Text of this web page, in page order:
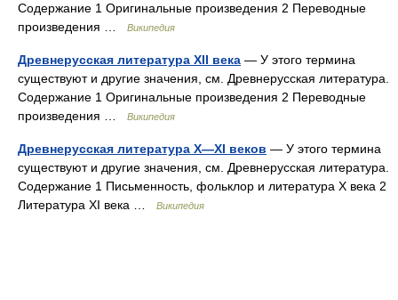
Содержание 1 Оригинальные произведения 2 Переводные
произведения …
Википедия
Древнерусская литература XII века — У этого термина
существуют и другие значения, см. Древнерусская литература.
Содержание 1 Оригинальные произведения 2 Переводные
произведения …
Википедия
Древнерусская литература X—XI веков — У этого термина
существуют и другие значения, см. Древнерусская литература.
Содержание 1 Письменность, фольклор и литература X века 2
Литература XI века …
Википедия